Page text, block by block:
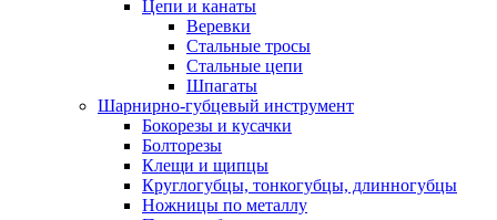
Цепи и канаты
Веревки
Стальные тросы
Стальные цепи
Шпагаты
Шарнирно-губцевый инструмент
Бокорезы и кусачки
Болторезы
Клещи и щипцы
Круглогубцы, тонкогубцы, длинногубцы
Ножницы по металлу